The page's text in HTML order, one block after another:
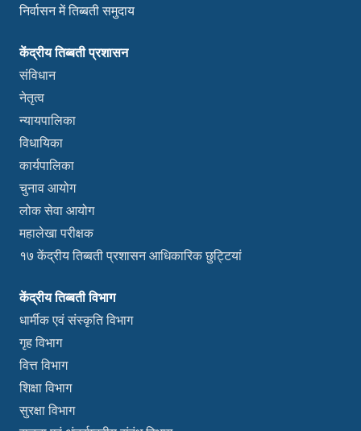
निर्वासन में तिब्बती समुदाय
केंद्रीय तिब्बती प्रशासन
संविधान
नेतृत्व
न्यायपालिका
विधायिका
कार्यपालिका
चुनाव आयोग
लोक सेवा आयोग
महालेखा परीक्षक
१७ केंद्रीय तिब्बती प्रशासन आधिकारिक छुट्टियां
केंद्रीय तिब्बती विभाग
धार्मीक एवं संस्कृति विभाग
गृह विभाग
वित्त विभाग
शिक्षा विभाग
सुरक्षा विभाग